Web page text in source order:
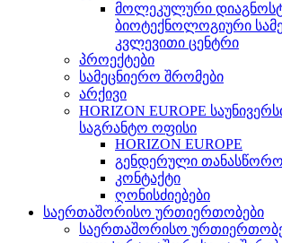
მოლეკულური
ბიოტექნოლოგიური
კვლევითი ცენტრი
პროექტები
სამეცნიერო შრომები
არქივი
HORIZON EUROPE
საგრანტო ოფისი
HORIZON EUROPE
გენდერული
კონტაქტი
ღონისძიებები
საერთაშორისო ურთიერთობები
საერთაშორისო